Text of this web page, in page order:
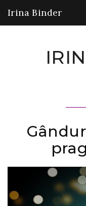
Irina Binder